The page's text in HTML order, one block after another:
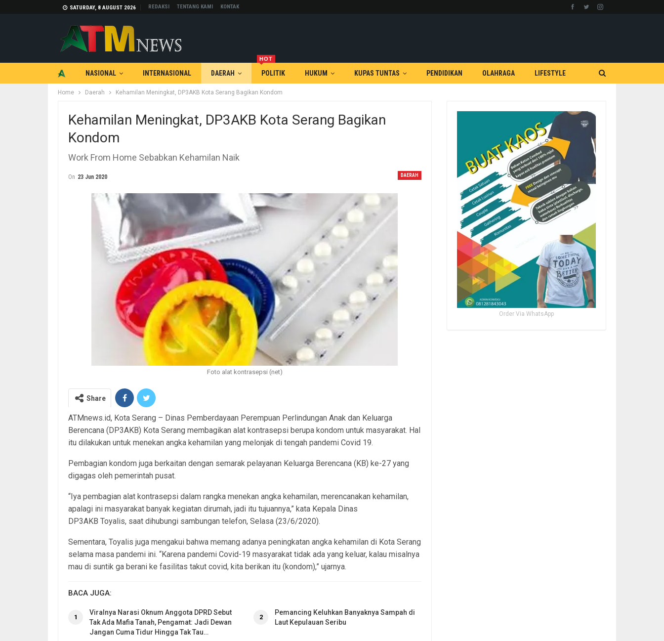
SATURDAY, 8 AUGUST 2026 REDAKSI TENTANG KAMI KONTAK
NASIONAL INTERNASIONAL DAERAH POLITIK
HOT
HUKUM KUPAS TUNTAS PENDIDIKAN OLAHRAGA LIFESTYLE
TEKNOLOGI OTOMOTIF
Home Daerah Kehamilan Meningkat, DP3AKB Kota Serang Bagikan Kondom
Kehamilan Meningkat, DP3AKB Kota Serang Bagikan
Kondom
Work From Home Sebabkan Kehamilan Naik
DAERAH
On 23 Jun 2020
Foto alat kontrasepsi (net)
Share
ATMnews.id, Kota Serang – Dinas Pemberdayaan Perempuan Perlindungan Anak dan Keluarga
Berencana (DP3AKB) Kota Serang membagikan alat kontrasepsi berupa kondom untuk masyarakat. Hal
itu dilakukan untuk menekan angka kehamilan yang melonjak di tengah pandemi Covid 19.
Pembagian kondom juga berkaitan dengan semarak pelayanan Keluarga Berencana (KB) ke-27 yang
digagas oleh pemerintah pusat.
“Iya pembagian alat kontrasepsi dalam rangka menekan angka kehamilan, merencanakan kehamilan,
apalagi ini masyarakat banyak kegiatan dirumah, jadi itu tujuannya,” kata Kepala Dinas
DP3AKB Toyalis, saat dihubungi sambungan telefon, Selasa (23/6/2020).
Sementara, Toyalis juga mengakui bahwa memang adanya peningkatan angka kehamilan di Kota Serang
selama masa pandemi ini. “Karena pandemi Covid-19 masyarakat tidak ada yang keluar, kalau misalnya
mau di suntik ga berani ke fasilitas takut covid, kita berikan itu (kondom),” ujarnya.
BACA JUGA:
1
Viralnya Narasi Oknum Anggota DPRD Sebut
Tak Ada Mafia Tanah, Pengamat: Jadi Dewan
Jangan Cuma Tidur Hingga Tak Tau…
2
Pemancing Keluhkan Banyaknya Sampah di
Laut Kepulauan Seribu
Order Via WhatsApp